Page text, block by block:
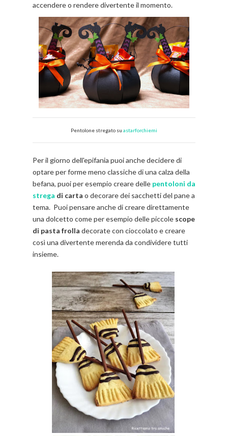
accendere o rendere divertente il momento.
Pentolone stregato su astarforchiemi
Per il giorno dell'epifania puoi anche decidere di
optare per forme meno classiche di una calza della
befana, puoi per esempio creare delle pentoloni da
strega di carta o decorare dei sacchetti del pane a
tema. Puoi pensare anche di creare direttamente
una dolcetto come per esempio delle piccole scope
di pasta frolla decorate con cioccolato e creare
così una divertente merenda da condividere tutti
insieme.